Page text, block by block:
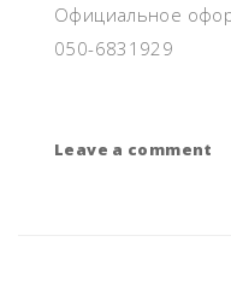
Официальное
050-6831929
Leave a comment